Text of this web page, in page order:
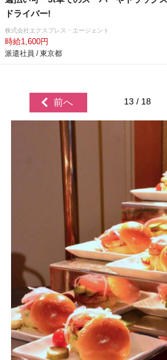
ドライバー!
株式会社エクスプレス・エージェント
時給1,600円
派遣社員 / 東京都
前へ 13 / 18